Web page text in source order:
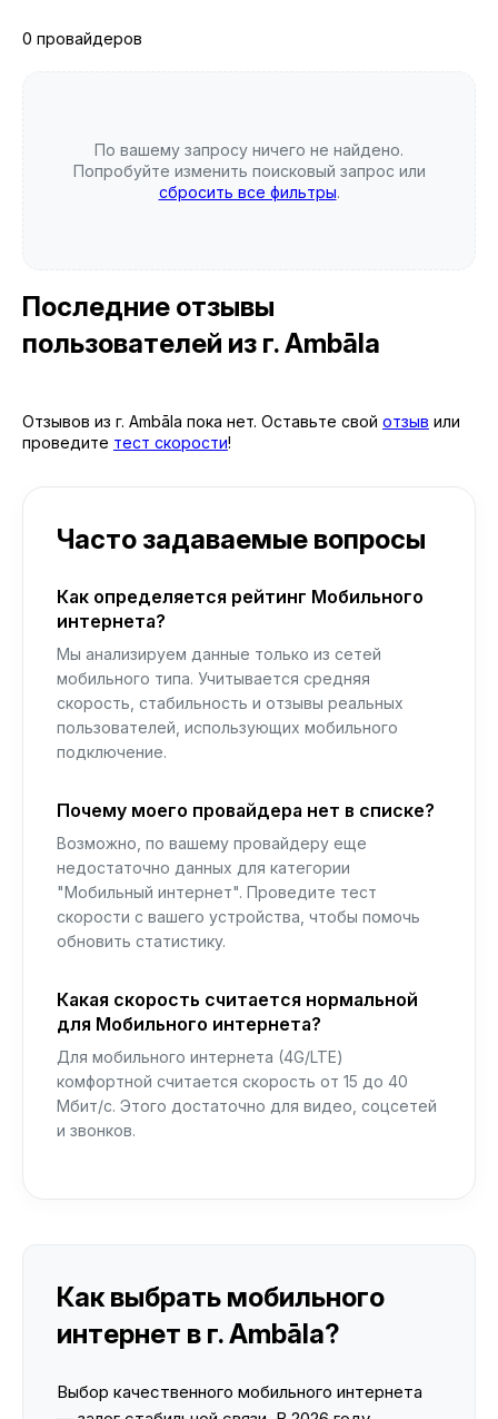
0 провайдеров
По вашему запросу ничего не найдено.
Попробуйте изменить поисковый запрос или
сбросить все фильтры.
Последние отзывы
пользователей из г. Ambāla
Отзывов из г. Ambāla пока нет. Оставьте свой отзыв или
проведите тест скорости!
Часто задаваемые вопросы
Как определяется рейтинг Мобильного
интернета?
Мы анализируем данные только из сетей
мобильного типа. Учитывается средняя
скорость, стабильность и отзывы реальных
пользователей, использующих мобильного
подключение.
Почему моего провайдера нет в списке?
Возможно, по вашему провайдеру еще
недостаточно данных для категории
"Мобильный интернет". Проведите тест
скорости с вашего устройства, чтобы помочь
обновить статистику.
Какая скорость считается нормальной
для Мобильного интернета?
Для мобильного интернета (4G/LTE)
комфортной считается скорость от 15 до 40
Мбит/с. Этого достаточно для видео, соцсетей
и звонков.
Как выбрать мобильного
интернет в г. Ambāla?
Выбор качественного мобильного интернета